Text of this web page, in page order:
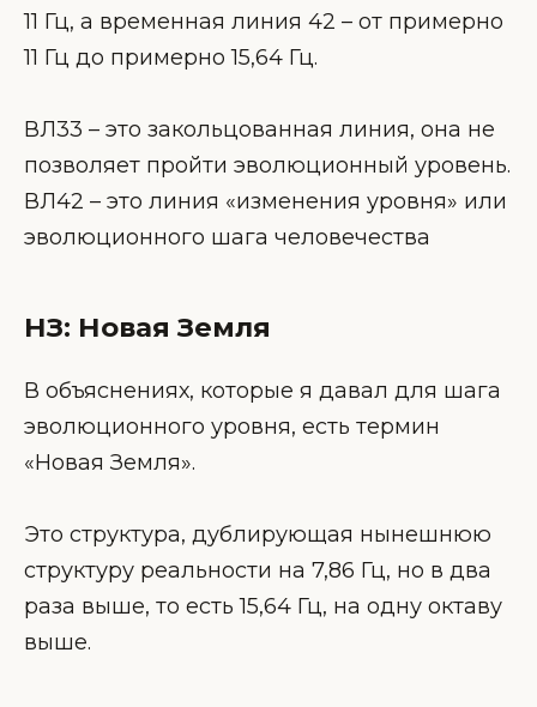
11 Гц, а временная линия 42 – от примерно
11 Гц до примерно 15,64 Гц.
ВЛ33 – это закольцованная линия, она не
позволяет пройти эволюционный уровень.
ВЛ42 – это линия «изменения уровня» или
эволюционного шага человечества
НЗ: Новая Земля
В объяснениях, которые я давал для шага
эволюционного уровня, есть термин
«Новая Земля».
Это структура, дублирующая нынешнюю
структуру реальности на 7,86 Гц, но в два
раза выше, то есть 15,64 Гц, на одну октаву
выше.